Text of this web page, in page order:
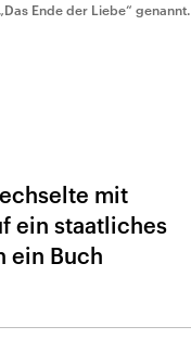
Ende der Liebe“ genannt.
mit
ein staatliches
ein Buch